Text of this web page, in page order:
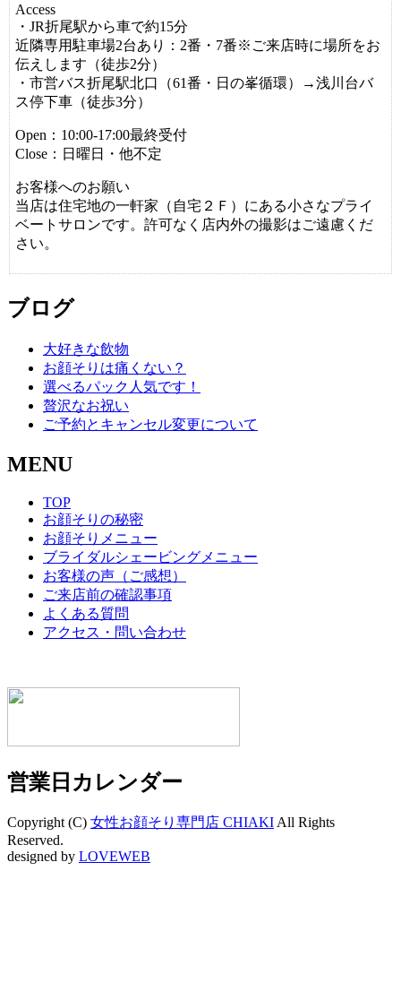
Access
・JR折尾駅から車で約15分
近隣専用駐車場2台あり：2番・7番※ご来店時に場所をお
伝えします（徒歩2分）
・市営バス折尾駅北口（61番・日の峯循環）→浅川台バ
ス停下車（徒歩3分）
Open：10:00‐17:00最終受付
Close：日曜日・他不定
お客様へのお願い
当店は住宅地の一軒家（自宅２Ｆ）にある小さなプライ
ベートサロンです。許可なく店内外の撮影はご遠慮くだ
さい。
ブログ
大好きな飲物
お顔そりは痛くない？
選べるパック人気です！
贅沢なお祝い
ご予約とキャンセル変更について
MENU
TOP
お顔そりの秘密
お顔そりメニュー
ブライダルシェービングメニュー
お客様の声（ご感想）
ご来店前の確認事項
よくある質問
アクセス・問い合わせ
営業日カレンダー
Copyright (C) 女性お顔そり専門店 CHIAKIAll Rights
Reserved.
designed by LOVEWEB